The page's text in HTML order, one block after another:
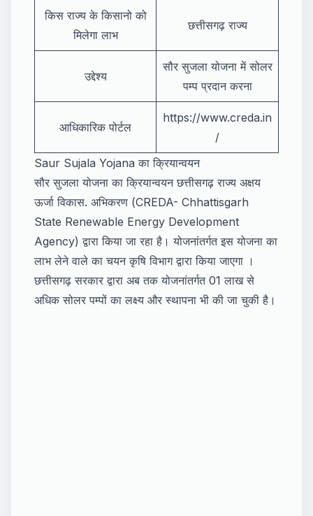
किस राज्य के किसानो को
मिलेगा लाभ
छत्तीसगढ़ राज्य
उद्देश्य
सौर सुजला योजना में सोलर
पम्प प्रदान करना
आधिकारिक पोर्टल
https://www.creda.in
/
Saur Sujala Yojana का क्रियान्वयन
सौर सुजला योजना का क्रियान्वयन छत्तीसगढ़ राज्य अक्षय
ऊर्जा विकास. अभिकरण (CREDA- Chhattisgarh
State Renewable Energy Development
Agency) द्वारा किया जा रहा है। योजनांतर्गत इस योजना का
लाभ लेने वाले का चयन कृषि विभाग द्वारा किया जाएगा ।
छत्तीसगढ़ सरकार द्वारा अब तक योजनांतर्गत 01 लाख से
अधिक सोलर पम्पों का लक्ष्य और स्थापना भी की जा चुकी है।